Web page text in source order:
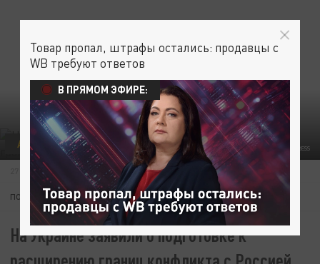
MIHIR MELWANI/KEYSTONE PRESS AGENCY/GLOBALLOOKPRESS
АРМИЯ РЕАКЦИЯ
27 НОЯБРЯ 07:58
ПОДПИШИТЕСЬ:
На Украине заявили о подготовке к
Товар пропал, штрафы остались: продавцы с
WB требуют ответов
В ПРЯМОМ ЭФИРЕ: